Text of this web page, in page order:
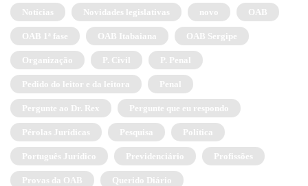
Notícias Novidades legislativas novo OAB
OAB 1ª fase OAB Itabaiana OAB Sergipe
Organização P. Civil P. Penal
Pedido do leitor e da leitora Penal
Pergunte ao Dr. Rex Pergunte que eu respondo
Pérolas Jurídicas Pesquisa Política
Português Jurídico Previdenciário Profissões
Provas da OAB Querido Diário